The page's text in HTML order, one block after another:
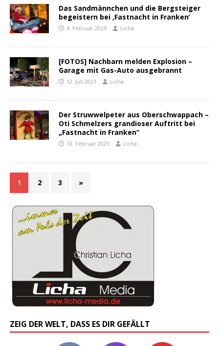
Das Sandmännchen und die Bergsteiger
begeistern bei ‚Fastnacht in Franken‘
4. Februar 2024 Licha
[FOTOS] Nachbarn melden Explosion –
Garage mit Gas-Auto ausgebrannt
12. Juli 2023 Licha
Der Struwwelpeter aus Oberschwappach –
Oti Schmelzers grandioser Auftritt bei
„Fastnacht in Franken“
10. Februar 2023 Licha
1 2 3 »
ZEIG DER WELT, DASS ES DIR GEFÄLLT